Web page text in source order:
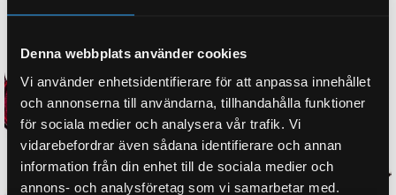
Denna webbplats använder cookies
Vi använder enhetsidentifierare för att anpassa innehållet
och annonserna till användarna, tillhandahålla funktioner
för sociala medier och analysera vår trafik. Vi
vidarebefordrar även sådana identifierare och annan
information från din enhet till de sociala medier och
annons- och analysföretag som vi samarbetar med.
LAMPTYP LED